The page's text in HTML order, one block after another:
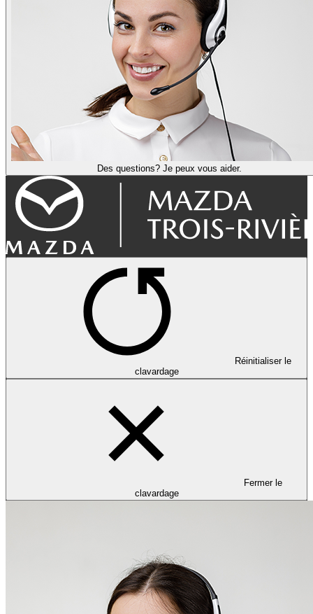
Des questions? Je peux vous aider.
Réinitialiser le
clavardage
Fermer le
clavardage